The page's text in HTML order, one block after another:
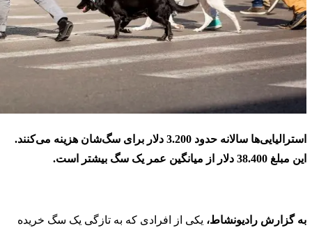
استرالیایی‌ها سالانه حدود 3.200 دلار برای سگ‌شان هزینه می‌کنند.
این مبلغ 38.400 دلار از میانگین عمر یک سگ بیشتر است.
به گزارش رادیونشاط، یکی از افرادی که به تازگی یک سگ خریده